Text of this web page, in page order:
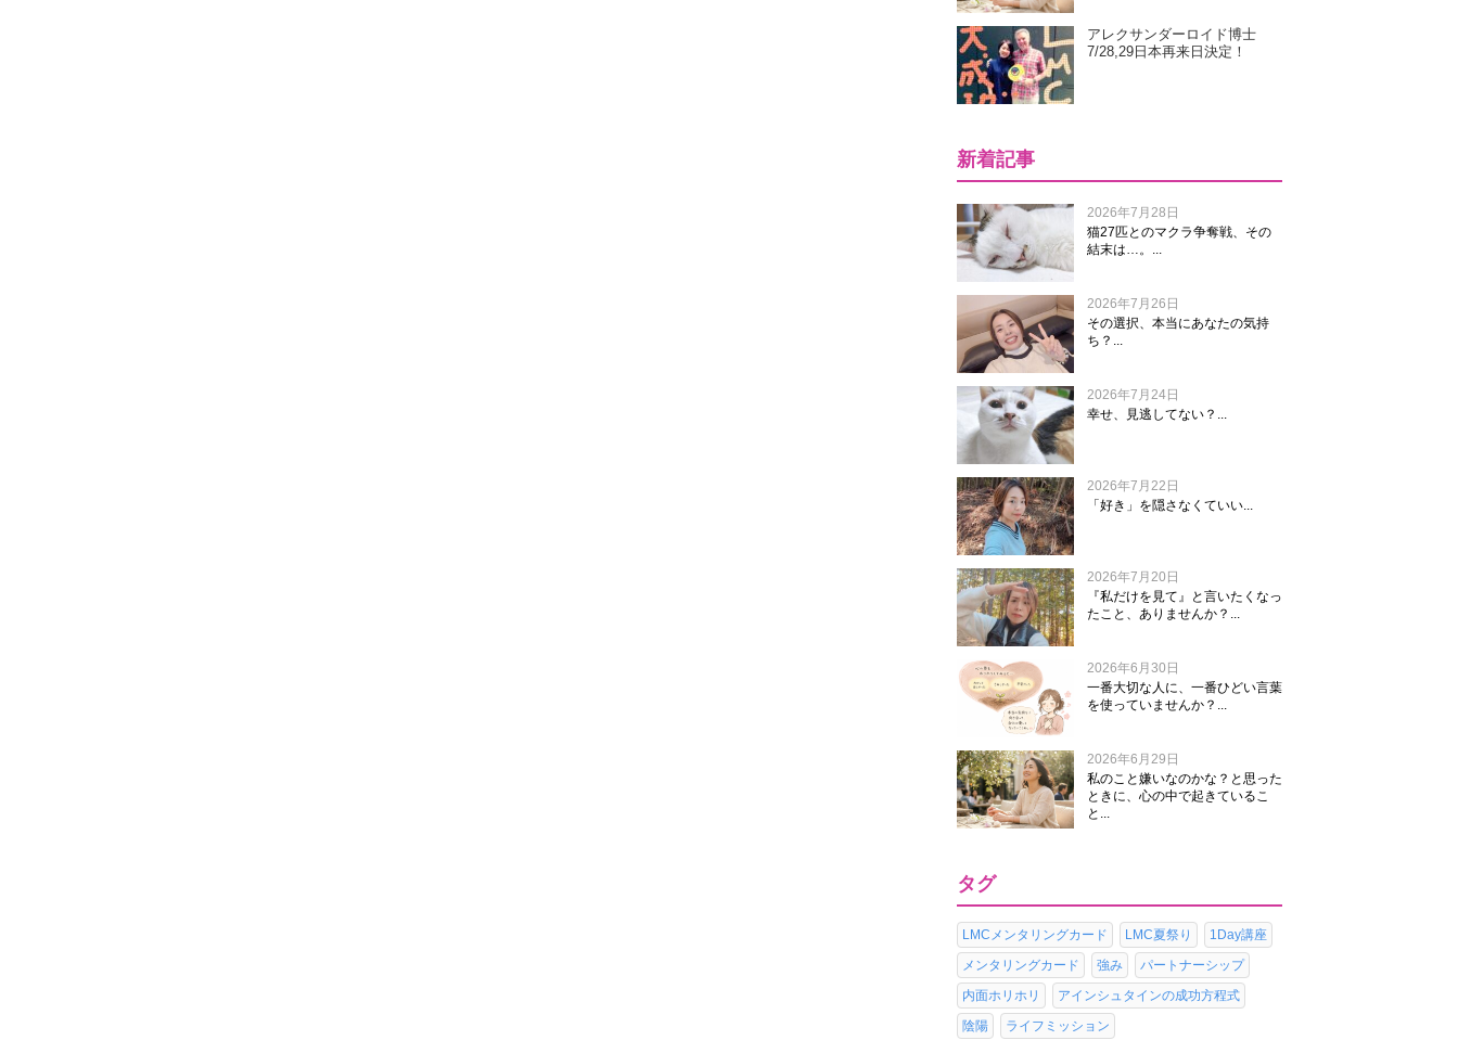
アレクサンダーロイド博士
7/28,29日本再来日決定！
新着記事
2026年7月28日
猫27匹とのマクラ争奪戦、その
結末は…。...
2026年7月26日
その選択、本当にあなたの気持
ち？...
2026年7月24日
幸せ、見逃してない？...
2026年7月22日
「好き」を隠さなくていい...
2026年7月20日
『私だけを見て』と言いたくなっ
たこと、ありませんか？...
2026年6月30日
一番大切な人に、一番ひどい言葉
を使っていませんか？...
2026年6月29日
私のこと嫌いなのかな？と思った
ときに、心の中で起きているこ
と...
タグ
LMCメンタリングカード LMC夏祭り
1Day講座
メンタリングカード
強み
パートナーシップ
内面ホリホリ
アインシュタインの成功方程式
陰陽
ライフミッション